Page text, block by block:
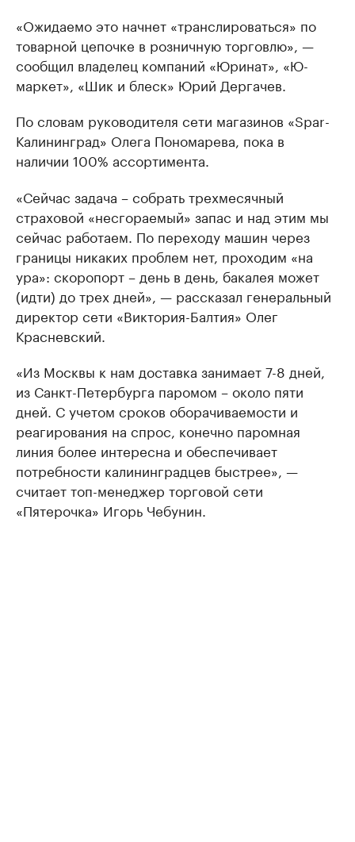
«Ожидаемо это начнет «транслироваться» по
товарной цепочке в розничную торговлю», —
сообщил владелец компаний «Юринат», «Ю-
маркет», «Шик и блеск» Юрий Дергачев.
По словам руководителя сети магазинов «Spar-
Калининград» Олега Пономарева, пока в
наличии 100% ассортимента.
«Сейчас задача – собрать трехмесячный
страховой «несгораемый» запас и над этим мы
сейчас работаем. По переходу машин через
границы никаких проблем нет, проходим «на
ура»: скоропорт – день в день, бакалея может
(идти) до трех дней», — рассказал генеральный
директор сети «Виктория-Балтия» Олег
Красневский.
«Из Москвы к нам доставка занимает 7-8 дней,
из Санкт-Петербурга паромом – около пяти
дней. С учетом сроков оборачиваемости и
реагирования на спрос, конечно паромная
линия более интересна и обеспечивает
потребности калининградцев быстрее», —
считает топ-менеджер торговой сети
«Пятерочка» Игорь Чебунин.